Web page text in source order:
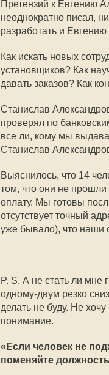
Претензий к Евгению
неоднократно писал,
разработать и
Как искать новых
установщиков? Как
давать заказов? Как
Станислав
проверял по
все ли, кому мы
Станислав
Выяснилось, что 14
том, что они не прошли
оплату. Мы готовы
отсутствует точный
уже бывало), что наши
P. S. А не стать ли мне
одному-двум резко
делать не буду. Не
понимание.
«Если человек не
поменяйте